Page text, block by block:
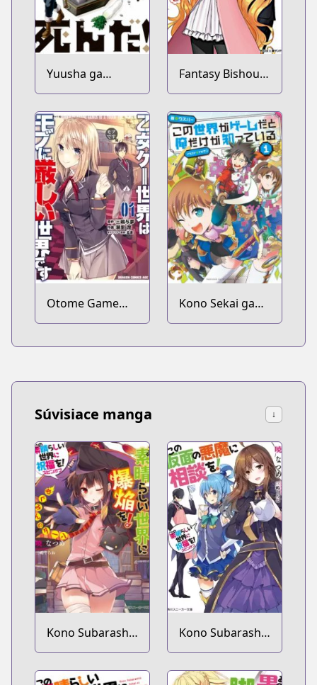
Yuusha ga
Shinda!:
Murabito no Ore
ga Hotta
Otoshiana ni
Yuusha ga
Ochita Kekka.
Fantasy Bishoujo
Juniku Ojisan to
Otome Game
Sekai wa Mob ni
Kono Sekai ga
Game da to Ore
Súvisiace manga ↓
Kono Subarashii
Sekai ni
Shukufuku wo!
Kono Subarashii
Sekai ni
Shukufuku wo!